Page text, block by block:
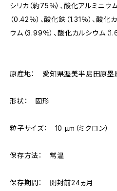
シリカ（約75％）、酸化アルミニウ
（0.42％）、酸化鉄（1.31％）、酸化
ウム（3.99％）、酸化カルシウム（
原産地： 愛知県渥美半島田原塁
形状： 固形
粒子サイズ： 10 µm（ミクロン）
保存方法： 常温
保存期間： 開封前24ヵ月